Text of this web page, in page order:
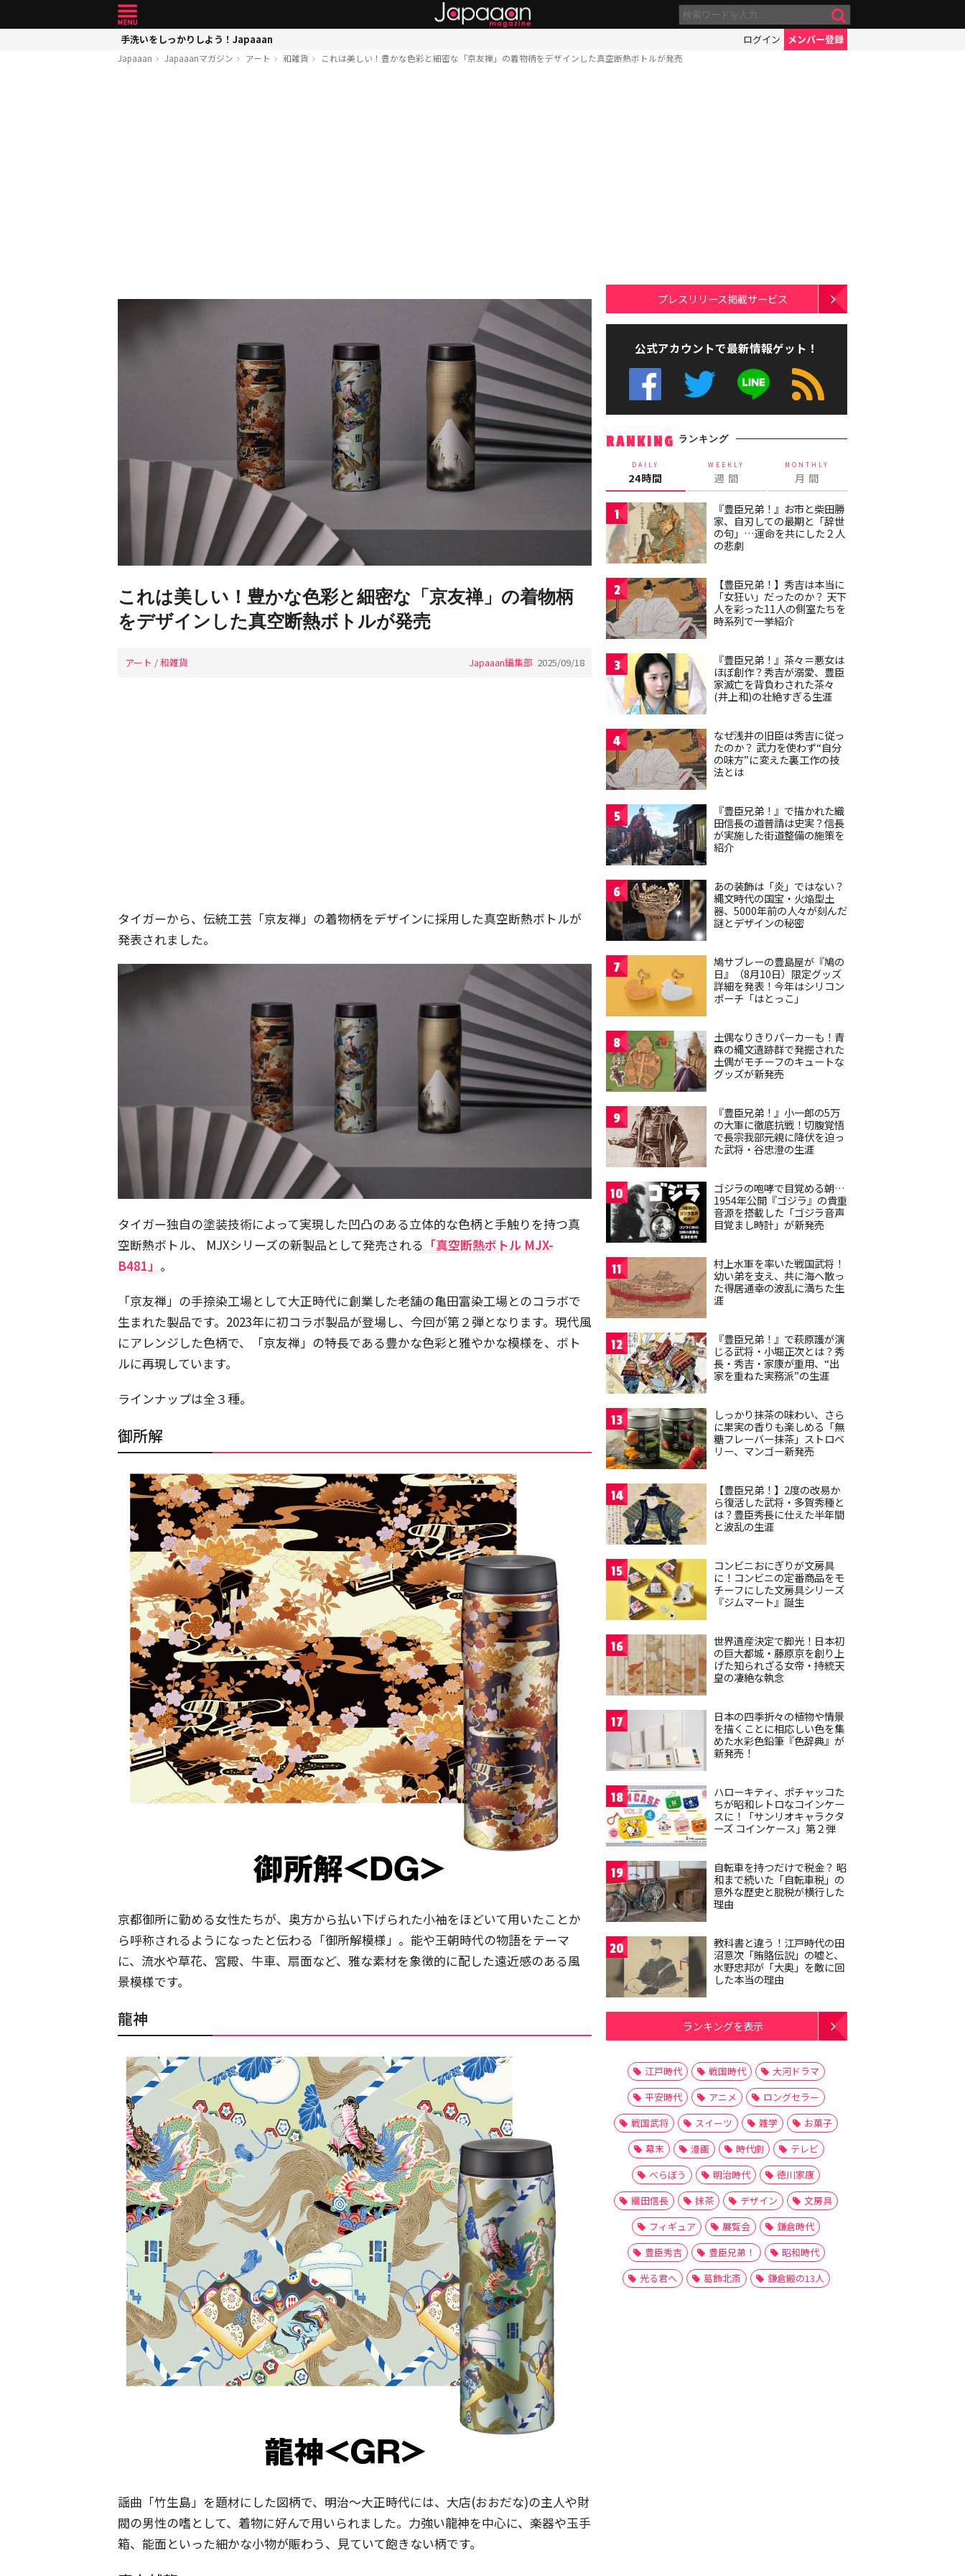
手洗いをしっかりしよう！Japaaan ログイン メンバー登録
Japaaan Japaaanマガジン アート 和雑貨 これは美しい！豊かな色彩と細密な「京友禅」の着物柄をデザインした真空断熱ボトルが発売
これは美しい！豊かな色彩と細密な「京友禅」の着物柄
をデザインした真空断熱ボトルが発売
アート /和雑貨 Japaaan編集部 2025/09/18
タイガーから、伝統工芸「京友禅」の着物柄をデザインに採用した真空断熱ボトルが
発表されました。
タイガー独自の塗装技術によって実現した凹凸のある立体的な色柄と手触りを持つ真
空断熱ボトル、 MJXシリーズの新製品として発売される 「真空断熱ボトル MJX-
B481」 。
「京友禅」の手捺染工場として大正時代に創業した老舗の亀田富染工場とのコラボで
生まれた製品です。2023年に初コラボ製品が登場し、今回が第２弾となります。現代風
にアレンジした色柄で、「京友禅」の特長である豊かな色彩と雅やかな模様を、ボト
ルに再現しています。
ラインナップは全３種。
御所解
京都御所に勤める女性たちが、奥方から払い下げられた小袖をほどいて用いたことか
ら呼称されるようになったと伝わる「御所解模様」。能や王朝時代の物語をテーマ
に、流水や草花、宮殿、牛車、扇面など、雅な素材を象徴的に配した遠近感のある風
景模様です。
龍神
謡曲「竹生島」を題材にした図柄で、明治～大正時代には、大店(おおだな)の主人や財
閥の男性の嗜として、着物に好んで用いられました。力強い龍神を中心に、楽器や玉手
箱、能面といった細かな小物が賑わう、見ていて飽きない柄です。
プレスリリース掲載サービス
公式アカウントで最新情報ゲット！
RANKING ランキング
DAILY
24時間
WEEKLY
週 間
MONTHLY
月 間
1
『豊臣兄弟！』お市と柴田勝
家、自刃しての最期と「辞世
の句」…運命を共にした２人
の悲劇
2
【豊臣兄弟！】秀吉は本当に
「女狂い」だったのか？ 天下
人を彩った11人の側室たちを
時系列で一挙紹介
3
『豊臣兄弟！』茶々＝悪女は
ほぼ創作？秀吉が溺愛、豊臣
家滅亡を背負わされた茶々
(井上和)の壮絶すぎる生涯
4
なぜ浅井の旧臣は秀吉に従っ
たのか？ 武力を使わず“自分
の味方”に変えた裏工作の技
法とは
5
『豊臣兄弟！』で描かれた織
田信長の道普請は史実？信長
が実施した街道整備の施策を
紹介
6
あの装飾は「炎」ではない？
縄文時代の国宝・火焔型土
器、5000年前の人々が刻んだ
謎とデザインの秘密
7
鳩サブレーの豊島屋が『鳩の
日』（8月10日）限定グッズ
詳細を発表！今年はシリコン
ポーチ「はとっこ」
8
土偶なりきりパーカーも！青
森の縄文遺跡群で発掘された
土偶がモチーフのキュートな
グッズが新発売
9
『豊臣兄弟！』小一郎の5万
の大軍に徹底抗戦！切腹覚悟
で長宗我部元親に降伏を迫っ
た武将・谷忠澄の生涯
10
ゴジラの咆哮で目覚める朝…
1954年公開『ゴジラ』の貴重
音源を搭載した「ゴジラ音声
目覚まし時計」が新発売
11
村上水軍を率いた戦国武将！
幼い弟を支え、共に海へ散っ
た得居通幸の波乱に満ちた生
涯
12
『豊臣兄弟！』で萩原護が演
じる武将・小堀正次とは？秀
長・秀吉・家康が重用、“出
家を重ねた実務派”の生涯
13
しっかり抹茶の味わい、さら
に果実の香りも楽しめる「無
糖フレーバー抹茶」ストロベ
リー、マンゴー新発売
14
【豊臣兄弟！】2度の改易か
ら復活した武将・多賀秀種と
は？豊臣秀長に仕えた半年間
と波乱の生涯
15
コンビニおにぎりが文房具
に！コンビニの定番商品をモ
チーフにした文房具シリーズ
『ジムマート』誕生
16
世界遺産決定で脚光！日本初
の巨大都城・藤原京を創り上
げた知られざる女帝・持統天
皇の凄絶な執念
17
日本の四季折々の植物や情景
を描くことに相応しい色を集
めた水彩色鉛筆『色辞典』が
新発売！
18
ハローキティ、ポチャッコた
ちが昭和レトロなコインケー
スに！「サンリオキャラクタ
ーズ コインケース」第２弾
19
自転車を持つだけで税金？ 昭
和まで続いた「自転車税」の
意外な歴史と脱税が横行した
理由
20
教科書と違う！江戸時代の田
沼意次「賄賂伝説」の嘘と、
水野忠邦が「大奥」を敵に回
した本当の理由
ランキングを表示
江戸時代 戦国時代
大河ドラマ
平安時代
アニメ
ロングセラー
戦国武将
スイーツ 雑学
お菓子
幕末
漫画 時代劇
テレビ
べらぼう
明治時代
徳川家康
織田信長
抹茶 デザイン
文房具
フィギュア
展覧会
鎌倉時代
豊臣秀吉
豊臣兄弟！
昭和時代
光る君へ
葛飾北斎 鎌倉殿の13人